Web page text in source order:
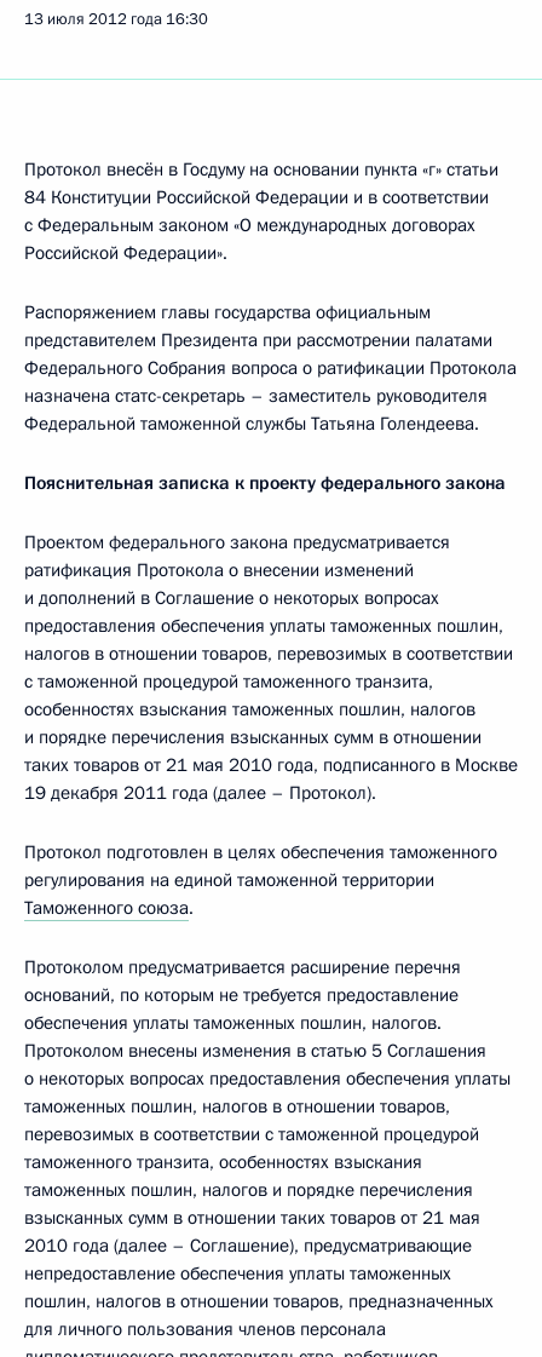
13 июля 2012 года 16:30
Протокол внесён в Госдуму на основании пункта «г» статьи
84 Конституции Российской Федерации и в соответствии
с Федеральным законом «О международных договорах
Российской Федерации».
Распоряжением главы государства официальным
представителем Президента при рассмотрении палатами
Федерального Собрания вопроса о ратификации Протокола
назначена статс-секретарь – заместитель руководителя
Федеральной таможенной службы Татьяна Голендеева.
Пояснительная записка к проекту федерального закона
Проектом федерального закона предусматривается
ратификация Протокола о внесении изменений
и дополнений в Соглашение о некоторых вопросах
предоставления обеспечения уплаты таможенных пошлин,
налогов в отношении товаров, перевозимых в соответствии
с таможенной процедурой таможенного транзита,
особенностях взыскания таможенных пошлин, налогов
и порядке перечисления взысканных сумм в отношении
таких товаров от 21 мая 2010 года, подписанного в Москве
19 декабря 2011 года (далее – Протокол).
Протокол подготовлен в целях обеспечения таможенного
регулирования на единой таможенной территории
Таможенного союза.
Протоколом предусматривается расширение перечня
оснований, по которым не требуется предоставление
обеспечения уплаты таможенных пошлин, налогов.
Протоколом внесены изменения в статью 5 Соглашения
о некоторых вопросах предоставления обеспечения уплаты
таможенных пошлин, налогов в отношении товаров,
перевозимых в соответствии с таможенной процедурой
таможенного транзита, особенностях взыскания
таможенных пошлин, налогов и порядке перечисления
взысканных сумм в отношении таких товаров от 21 мая
2010 года (далее – Соглашение), предусматривающие
непредоставление обеспечения уплаты таможенных
пошлин, налогов в отношении товаров, предназначенных
для личного пользования членов персонала